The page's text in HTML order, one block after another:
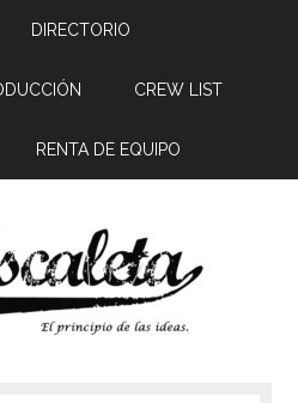
DIRECTORIO
CREW LIST
RENTA DE EQUIPO